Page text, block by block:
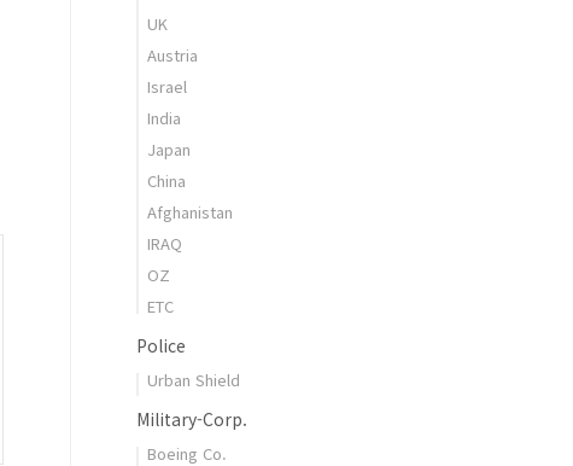
UK
Austria
Israel
India
Japan
China
Afghanistan
IRAQ
OZ
ETC
Police
Urban Shield
Military-Corp.
Boeing Co.